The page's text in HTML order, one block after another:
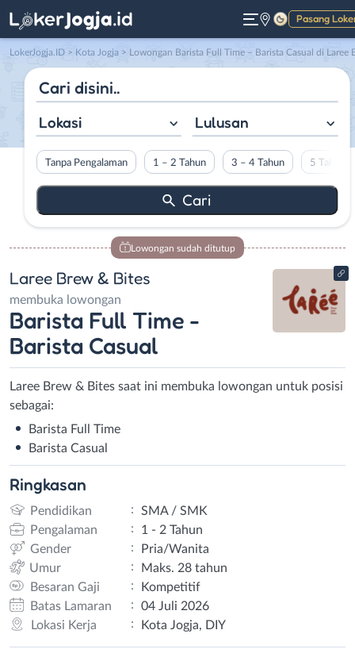
Pasang
Gelap
LokerJogja.ID > Kota Jogja > Lowongan Barista Full Time – Barista Casual di Laree Brew &
Lokasi Lulusan
Tanpa Pengalaman 1 – 2 Tahun 3 – 4 Tahun 5 Tahun
Lowongan sudah ditutup
Laree Brew & Bites
membuka lowongan
Barista Full Time -
Barista Casual
Laree Brew & Bites saat ini membuka lowongan untuk posisi
sebagai:
Barista Full Time
Barista Casual
Ringkasan
Pendidikan :
SMA / SMK
Pengalaman
:
1 - 2 Tahun
Gender
:
Pria/Wanita
Umur
:
Maks. 28 tahun
Besaran Gaji
:
Kompetitif
Batas Lamaran
:
04 Juli 2026
Lokasi Kerja
: Kota Jogja, DIY